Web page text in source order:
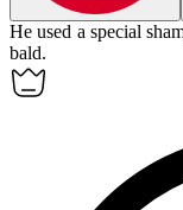
He used a special
bald.